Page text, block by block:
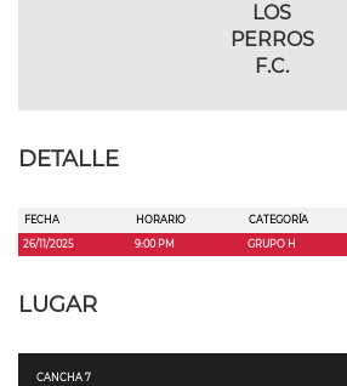
LOS
PERROS
F.C.
DETALLE
FECHA HORARIO CATEGORÍA
26/11/2025
9:00 PM GRUPO H
LUGAR
CANCHA 7